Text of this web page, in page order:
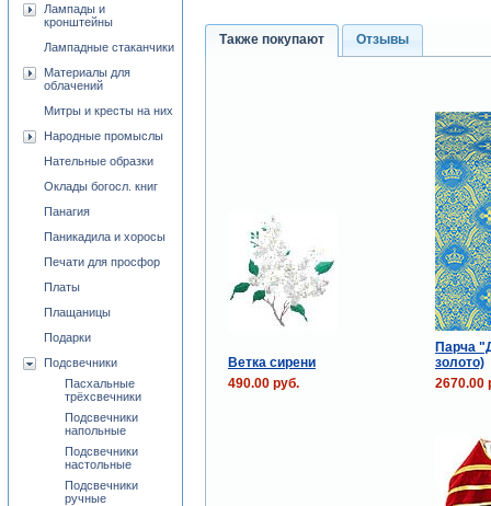
Также покупают Отзывы
Ветка сирени
Парча
золото)
490.00 руб.
2670.00
Лампады и
кронштейны
Лампадные стаканчики
Материалы для
облачений
Митры и кресты на них
Народные промыслы
Нательные образки
Оклады богосл. книг
Панагия
Паникадила и хоросы
Печати для просфор
Платы
Плащаницы
Подарки
Подсвечники
Пасхальные
трёхсвечники
Подсвечники
напольные
Подсвечники
настольные
Подсвечники
ручные